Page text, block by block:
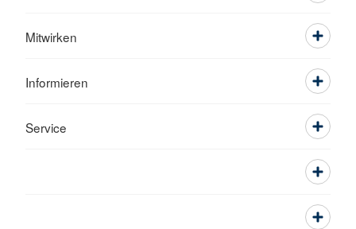
Mitwirken
Informieren
Service